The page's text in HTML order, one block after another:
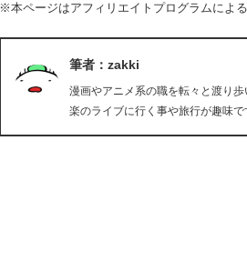
※本ページはアフィリエイトプログラムによ
筆者：zakki
漫画やアニメ系の職を転々と渡り
楽のライブに行く事や旅行が趣味